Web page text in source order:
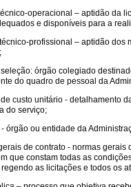
operacional – aptidão da
e disponíveis para a
profissional – aptidão dos
órgão colegiado
do quadro de pessoal da
custo unitário - detalhamento
do serviço;
órgão ou entidade da
de contrato - normas
que constam todas as
as licitações e todos os